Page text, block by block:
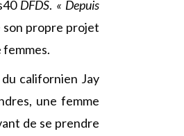
DFDS. « Depuis
son propre projet
californien Jay
une femme
de se prendre